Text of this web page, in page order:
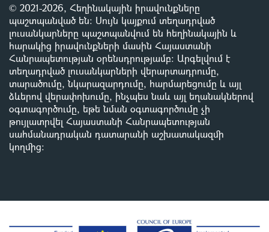
© 2021-2026, Հեղինակային իրավունքները
պաշտպանված են: Սույն կայքում տեղադրված
լուսանկարները պաշտպանվում են հեղինակային և
հարակից իրավունքների մասին Հայաստանի
Հանրապետության օրենսդրությամբ: Արգելվում է
տեղադրված լուսանկարների վերարտադրումը,
տարածումը, նկարազարդումը, հարմարեցումը և այլ
ձևերով վերափոխումը, ինչպես նաև այլ եղանակներով
օգտագործումը, եթե նման օգտագործումը չի
թույլատրվել Հայաստանի Հանրապետության
սահմանադրական դատարանի աշխատակազմի
կողմից: